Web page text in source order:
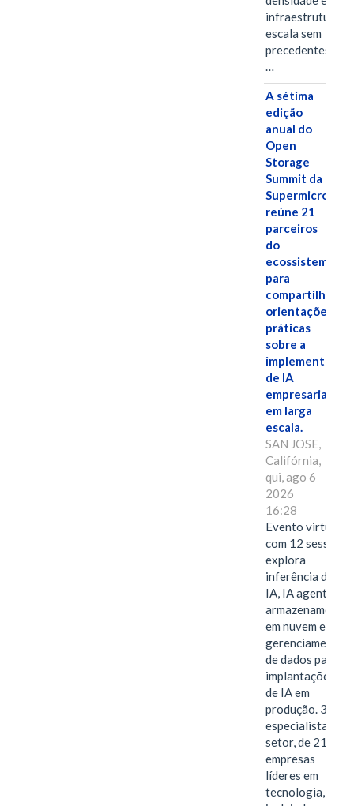
infraestrutura
escala sem
…
A sétima
edição
anual do
Open
Storage
Summit da
Supermicro
reúne 21
parceiros
do
ecossistema
para
compartilhar
orientações
práticas
sobre a
implementação
de IA
empresarial
em larga
escala.
SAN JOSE,
Califórnia,
qui, ago 6
2026
16:28
Evento virtual
com 12 sessões
explora
inferência de
IA, IA agentiva,
armazenamento
em nuvem e
gerenciamento
de dados para
implantações
de IA em
produção. 38
especialistas do
setor, de 21
empresas
líderes em
tecnologia,